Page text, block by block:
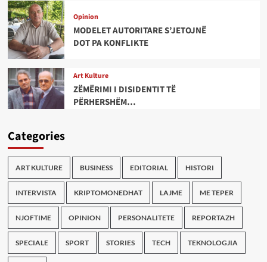
Opinion
MODELET AUTORITARE S’JETOJNË
DOT PA KONFLIKTE
Art Kulture
ZËMËRIMI I DISIDENTIT TË
PËRHERSHËM…
Categories
ART KULTURE BUSINESS EDITORIAL HISTORI
INTERVISTA KRIPTOMONEDHAT LAJME ME TEPER
NJOFTIME OPINION PERSONALITETE REPORTAZH
SPECIALE SPORT STORIES TECH TEKNOLOGJIA